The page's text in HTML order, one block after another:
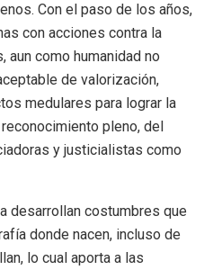
Con el paso de los años,
con acciones contra la
aun como humanidad no
de valorización,
medulares para lograr la
pleno, del
y justicialistas como
desarrollan costumbres que
donde nacen, incluso de
lo cual aporta a las